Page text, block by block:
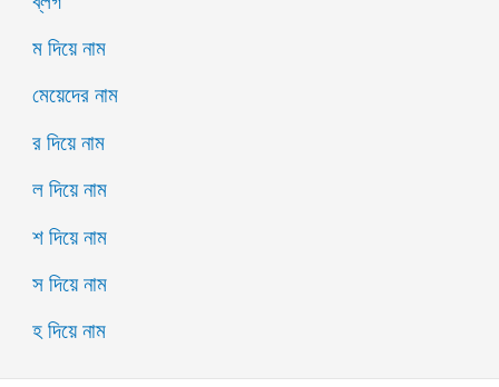
ম দিয়ে নাম
মেয়েদের নাম
র দিয়ে নাম
ল দিয়ে নাম
শ দিয়ে নাম
স দিয়ে নাম
হ দিয়ে নাম